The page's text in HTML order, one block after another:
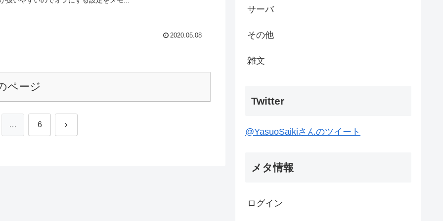
2020.05.08
ページ
… 6 次
サーバ
その他
雑文
Twitter
@YasuoSaikiさんのツイート
メタ情報
ログイン